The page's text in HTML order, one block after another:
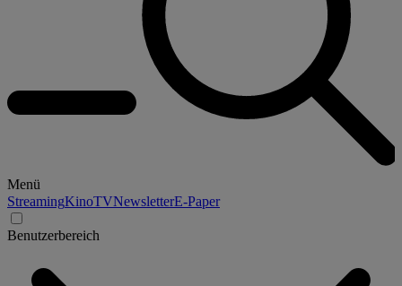
Menü
StreamingKinoTVNewsletterE-Paper
Benutzerbereich